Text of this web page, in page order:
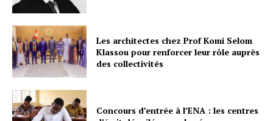
Les architectes chez Prof Komi Selom
Klassou pour renforcer leur rôle auprès
des collectivités
Concours d’entrée à l’ENA : les centres